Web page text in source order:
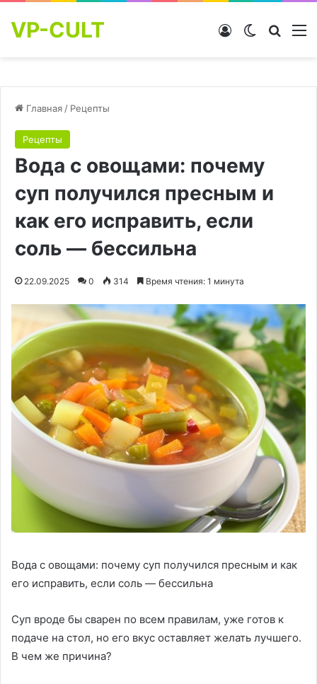
VP-CULT Switch skin
Войти
Главная / Рецепты
Рецепты
Вода с овощами: почему
суп получился пресным и
как его исправить, если
соль — бессильна
22.09.2025 0 314 Время чтения: 1 минута
Вода с овощами: почему суп получился пресным и как
его исправить, если соль — бессильна
Суп вроде бы сварен по всем правилам, уже готов к
подаче на стол, но его вкус оставляет желать лучшего.
В чем же причина?